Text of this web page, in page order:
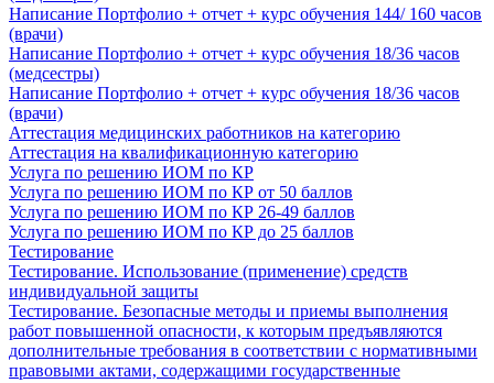
Написание Портфолио + отчет + курс обучения 144/ 160 часов
(врачи)
Написание Портфолио + отчет + курс обучения 18/36 часов
(медсестры)
Написание Портфолио + отчет + курс обучения 18/36 часов
(врачи)
Аттестация медицинских работников на категорию
Аттестация на квалификационную категорию
Услуга по решению ИОМ по КР
Услуга по решению ИОМ по КР от 50 баллов
Услуга по решению ИОМ по КР 26-49 баллов
Услуга по решению ИОМ по КР до 25 баллов
Тестирование
Тестирование. Использование (применение) средств
индивидуальной защиты
Тестирование. Безопасные методы и приемы выполнения
работ повышенной опасности, к которым предъявляются
дополнительные требования в соответствии с нормативными
правовыми актами, содержащими государственные